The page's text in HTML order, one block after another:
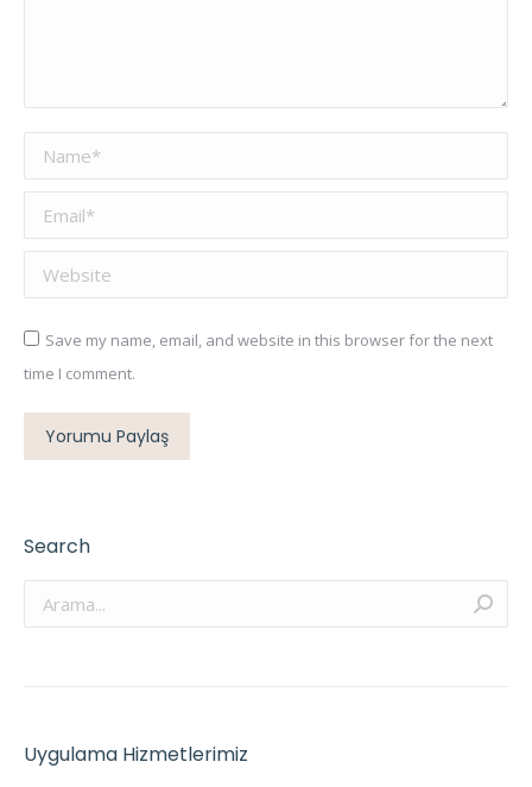
Name *
Email *
Website
Save my name, email, and website in this browser for the next
time I comment.
Yorumu Paylaş
Search
Arama:
Uygulama Hizmetlerimiz